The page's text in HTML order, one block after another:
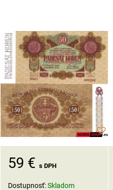
59 € s DPH
Dostupnosť:Skladom